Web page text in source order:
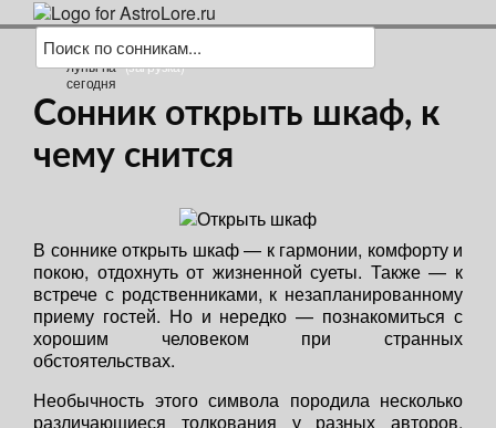
(загрузка)
Сонник открыть шкаф, к
чему снится
В соннике открыть шкаф — к гармонии, комфорту и
покою, отдохнуть от жизненной суеты. Также — к
встрече с родственниками, к незапланированному
приему гостей. Но и нередко — познакомиться с
хорошим человеком при странных
обстоятельствах.
Необычность этого символа породила несколько
различающиеся толкования у разных авторов.